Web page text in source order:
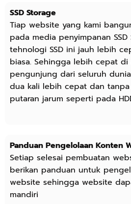
SSD Storage
Tiap website yang kami
pada media penyimpanan SSD
tehnologi SSD ini jauh lebih
biasa. Sehingga lebih cepat di
pengunjung dari seluruh
dua kali lebih cepat dan
putaran jarum seperti pada
Panduan Pengelolaan Konten
Setiap selesai pembuatan
berikan panduan untuk
website sehingga website
mandiri